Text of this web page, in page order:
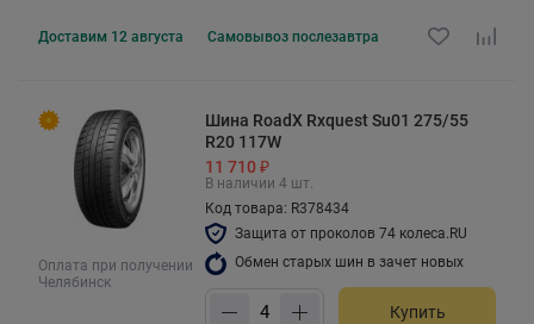
Доставим 12 августа Самовывоз послезавтра
Оплата при получении
Челябинск
Шина RoadX Rxquest Su01 275/55
R20 117W
11 710 ₽
В наличии 4 шт.
Код товара: R378434
Защита от проколов 74 колеса.RU
Обмен старых шин в зачет новых
Купить